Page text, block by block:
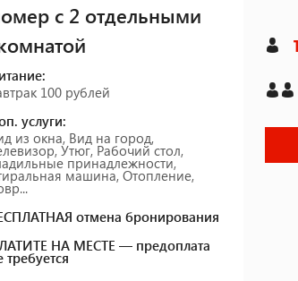
с 2 отдельными
100 рублей
услуги:
из окна, Вид на город,
Утюг, Рабочий стол,
принадлежности,
машина, Отопление,
отмена бронирования
НА МЕСТЕ — предоплата
требуется